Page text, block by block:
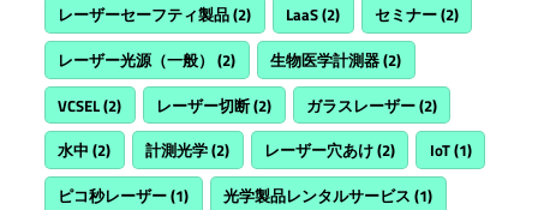
レーザーセーフティ製品(2) LaaS(2) セミナー(2)
レーザー光源（一般） (2) 生物医学計測器(2)
VCSEL(2) レーザー切断(2) ガラスレーザー(2)
水中 (2) 計測光学(2) レーザー穴あけ(2) IoT(1)
ピコ秒レーザー(1) 光学製品レンタルサービス (1)